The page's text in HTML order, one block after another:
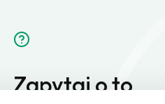
Zapytaj o to